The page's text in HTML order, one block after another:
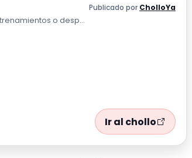
Publicado por CholloYa
o desp...
Ir al chollo